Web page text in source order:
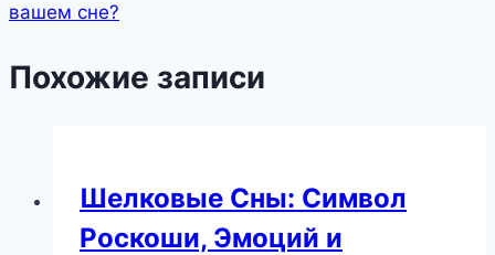
вашем сне?
Похожие записи
Шелковые Сны: Символ
Роскоши, Эмоций и